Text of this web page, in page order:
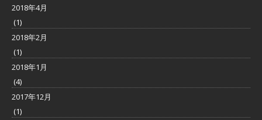
2018年4月
(1)
2018年2月
(1)
2018年1月
(4)
2017年12月
(1)